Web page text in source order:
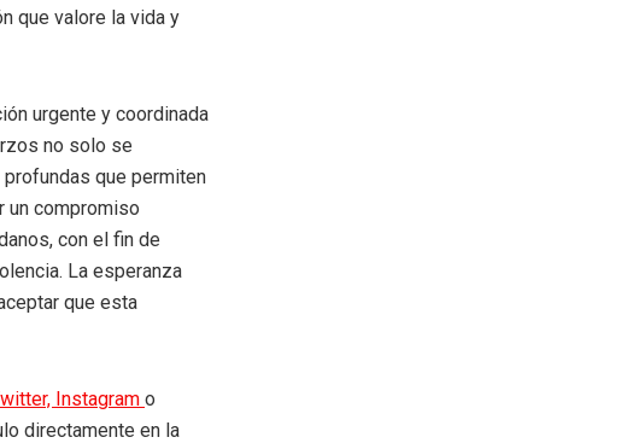
que valore la vida y
urgente y coordinada
no solo se
que permiten
un compromiso
con el fin de
La esperanza
que esta
Instagram o
directamente en la